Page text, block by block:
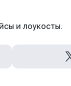
и лоукосты.